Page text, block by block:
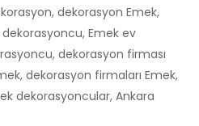
dekorasyon Emek,
Emek ev
dekorasyon firması
dekorasyon firmaları Emek,
dekorasyoncular, Ankara